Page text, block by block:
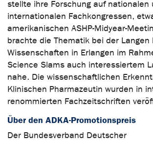
stellte ihre Forschung auf nationalen
internationalen Fachkongressen,
amerikanischen ASHP-Midyear-
brachte die Thematik bei der Langen
Wissenschaften in Erlangen im
Science Slams auch interessiertem
nahe. Die wissenschaftlichen
Klinischen Pharmazeutin wurden in
renommierten Fachzeitschriften
Über den ADKA-Promotionspreis
Der Bundesverband Deutscher